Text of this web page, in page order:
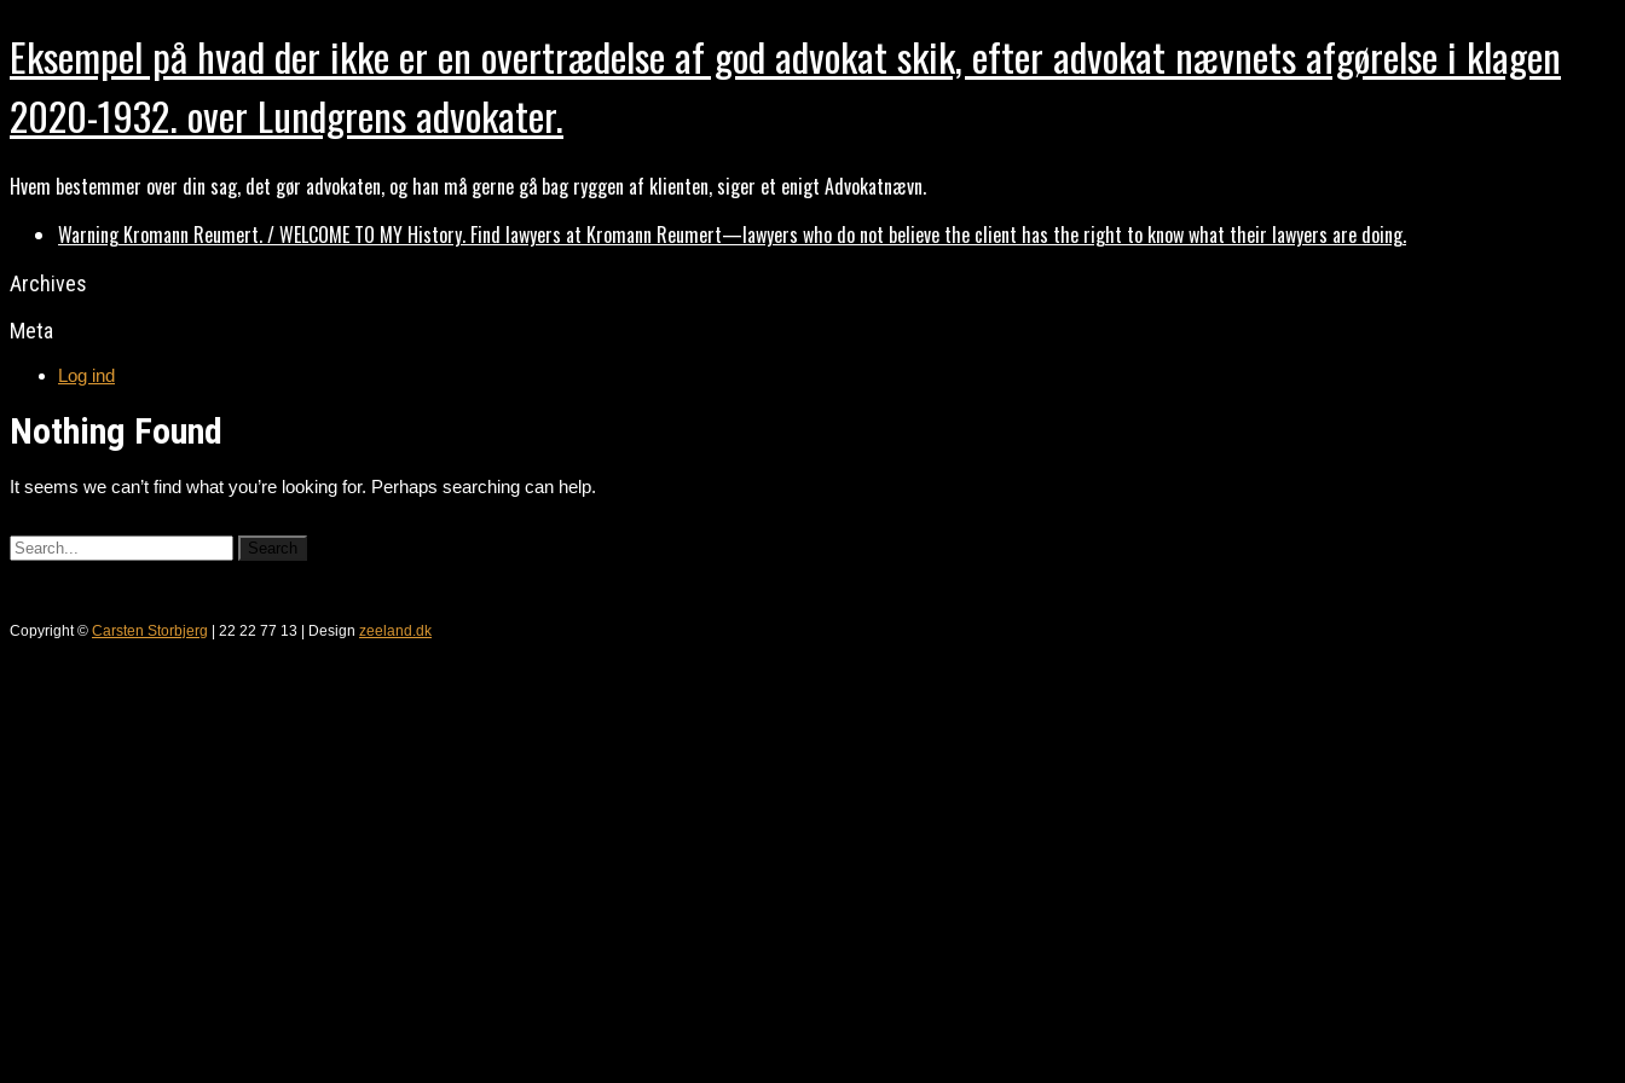
Eksempel på hvad der ikke er en overtrædelse af god advokat skik, efter advokat nævnets afgørelse i klagen
2020-1932. over Lundgrens advokater.
Hvem bestemmer over din sag, det gør advokaten, og han må gerne gå bag ryggen af klienten, siger et enigt Advokatnævn.
Warning Kromann Reumert. / WELCOME TO MY History. Find lawyers at Kromann Reumert—lawyers who do not believe the client has the right to know what their lawyers are doing.
Archives
Meta
Log ind
Nothing Found
It seems we can’t find what you’re looking for. Perhaps searching can help.
Copyright © Carsten Storbjerg | 22 22 77 13 | Design zeeland.dk